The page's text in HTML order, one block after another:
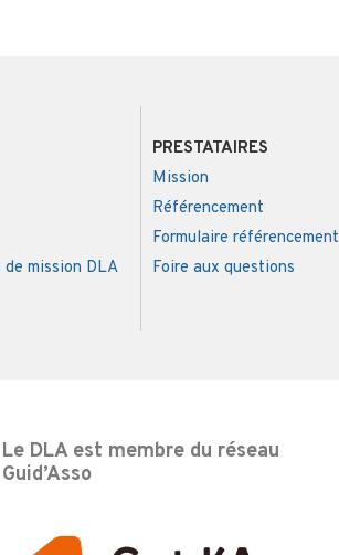
de mission DLA
PRESTATAIRES
Mission
Référencement
Formulaire référencement
Foire aux questions
Le DLA est membre du réseau
Guid’Asso